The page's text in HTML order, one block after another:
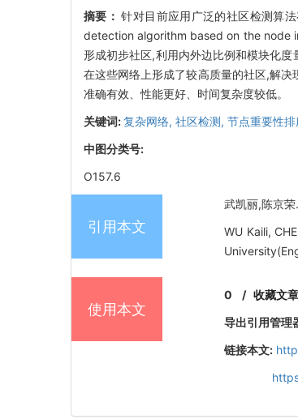
摘要：针对目前应用广泛的社区检测算
detection algorithm based on the node
形成初步社区,利用内外边比例和模块化
在这些网络上形成了较高质量的社区,解
准确有效、性能更好、时间复杂度较低。
关键词:复杂网络, 社区检测, 节点重要性排
中图分类号:
O157.6
引用本文
武凯丽,陈京
WU Kaili,
使用本文
0 /收藏文章
导出引用管理
链接本文: